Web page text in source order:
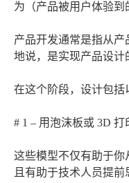
为（产品被用户体验到
产品开发通常是指从
地说，是实现产品设计
在这个阶段，设计包括
# 1 – 用泡沫板或 3D
这些模型不仅有助于你
且有助于技术人员提